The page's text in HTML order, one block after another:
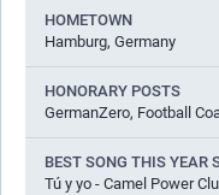
HOMETOWN
Hamburg, Germany
HONORARY POSTS
GermanZero, Football
BEST SONG THIS YEAR
Tú y yo - Camel Power